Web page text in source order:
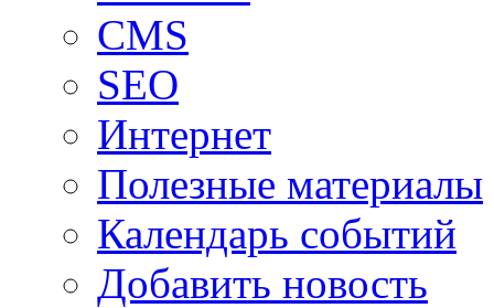
CMS
SEO
Интернет
Полезные материалы
Календарь событий
Добавить новость